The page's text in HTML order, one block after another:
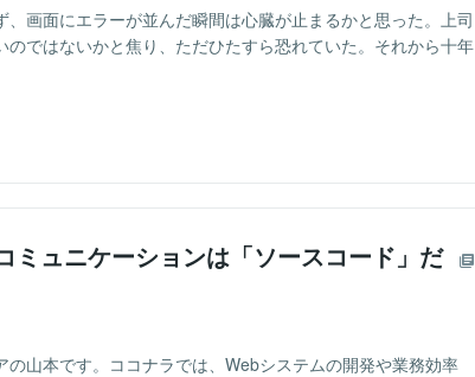
画面にエラーが並んだ瞬間は心臓が止まるかと思った。上司
ではないかと焦り、ただひたすら恐れていた。それから十年
ミュニケーションは「ソースコード」だ
山本です。ココナラでは、Webシステムの開発や業務効率